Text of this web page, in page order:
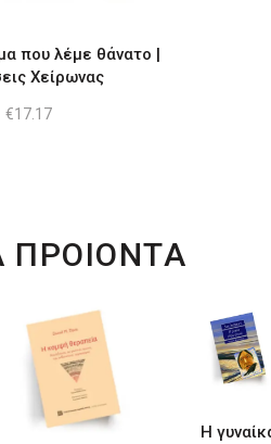
που λέμε θάνατο |
Χείρωνας
€17.17
ΠΡΟΙΟΝΤΑ
Η